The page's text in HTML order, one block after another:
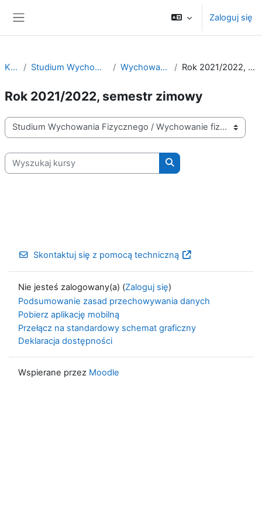
Zaloguj się
Kursy Studium Wychowania Fizycznego Wychowanie fizyczne Rok 2021/2022, semestr zimowy
Rok 2021/2022, semestr zimowy
Kategorie kursów
Wyszukaj kursy
Wyszukaj kursy
Skontaktuj się z pomocą techniczną
Nie jesteś zalogowany(a) (Zaloguj się)
Podsumowanie zasad przechowywania danych
Pobierz aplikację mobilną
Przełącz na standardowy schemat graficzny
Deklaracja dostępności
Wspierane przez Moodle